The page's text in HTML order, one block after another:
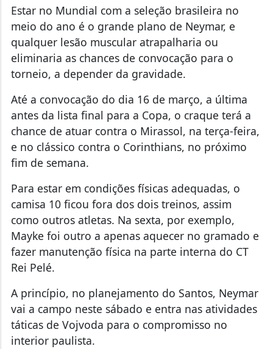
Estar no Mundial com a seleção brasileira no
meio do ano é o grande plano de Neymar, e
qualquer lesão muscular atrapalharia ou
eliminaria as chances de convocação para o
torneio, a depender da gravidade.
Até a convocação do dia 16 de março, a última
antes da lista final para a Copa, o craque terá a
chance de atuar contra o Mirassol, na terça-feira,
e no clássico contra o Corinthians, no próximo
fim de semana.
Para estar em condições físicas adequadas, o
camisa 10 ficou fora dos dois treinos, assim
como outros atletas. Na sexta, por exemplo,
Mayke foi outro a apenas aquecer no gramado e
fazer manutenção física na parte interna do CT
Rei Pelé.
A princípio, no planejamento do Santos, Neymar
vai a campo neste sábado e entra nas atividades
táticas de Vojvoda para o compromisso no
interior paulista.